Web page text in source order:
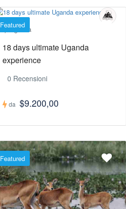
Featured
Uganda
18 days ultimate Uganda
experience
0 Recensioni
da $9.200,00
Featured